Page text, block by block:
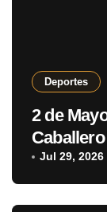
Deportes
2 de
con
Jul 29, 2026